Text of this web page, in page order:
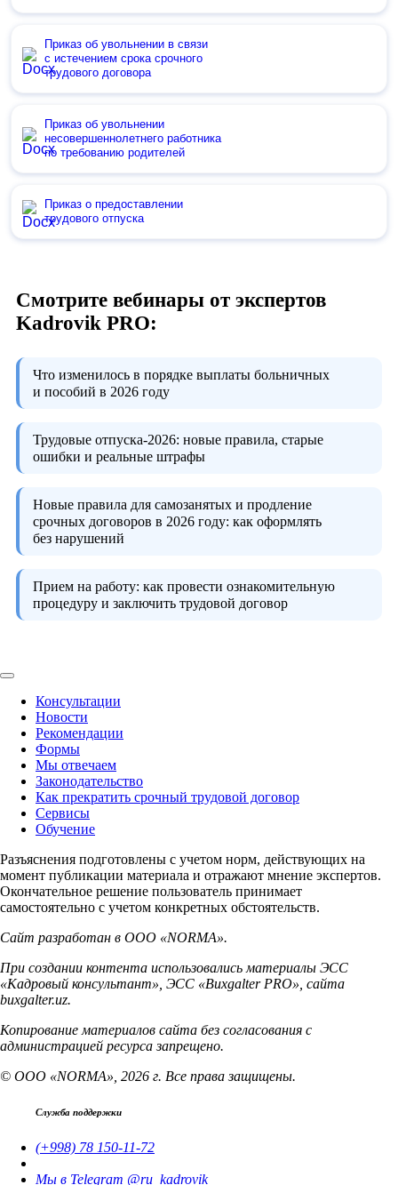
Приказ об увольнении в связи
с истечением срока срочного
трудового договора
Приказ об увольнении
несовершеннолетнего работника
по требованию родителей
Приказ о предоставлении
трудового отпуска
Смотрите вебинары от экспертов
Kadrovik PRO:
Что изменилось в порядке выплаты больничных
и пособий в 2026 году
Трудовые отпуска-2026: новые правила, старые
ошибки и реальные штрафы
Новые правила для самозанятых и продление
срочных договоров в 2026 году: как оформлять
без нарушений
Прием на работу: как провести ознакомительную
процедуру и заключить трудовой договор
Консультации
Новости
Рекомендации
Формы
Мы отвечаем
Законодательство
Как прекратить срочный трудовой договор
Сервисы
Обучение
Разъяснения подготовлены с учетом норм, действующих на
момент публикации материала и отражают мнение экспертов.
Окончательное решение пользователь принимает
самостоятельно с учетом конкретных обстоятельств.
Сайт разработан в ООО «NORMA».
При создании контента использовались материалы ЭСС
«Кадровый консультант», ЭСС «Buxgalter PRO», сайта
buxgalter.uz.
Копирование материалов сайта без согласования с
администрацией ресурса запрещено.
© ООО «NORMA», 2026 г. Все права защищены.
Служба поддержки
(+998) 78 150-11-72
Мы в Telegram @ru_kadrovik